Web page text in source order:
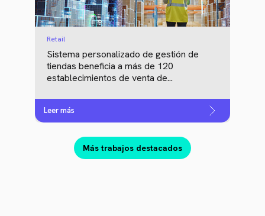
Retail
Sistema personalizado de gestión de
tiendas beneficia a más de 120
establecimientos de venta de...
Leer más
Más trabajos destacados